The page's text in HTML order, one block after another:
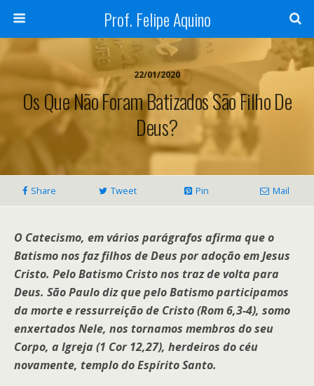
Prof. Felipe Aquino
22/01/2020
Os Que Não Foram Batizados São Filho De
Deus?
Share Tweet Pin Mail
O Catecismo, em vários parágrafos afirma que o
Batismo nos faz filhos de Deus por adoção em Jesus
Cristo. Pelo Batismo Cristo nos traz de volta para
Deus. São Paulo diz que pelo Batismo participamos
da morte e ressurreição de Cristo (Rom 6,3-4), somo
enxertados Nele, nos tornamos membros do seu
Corpo, a Igreja (1 Cor 12,27), herdeiros do céu
novamente, templo do Espírito Santo.